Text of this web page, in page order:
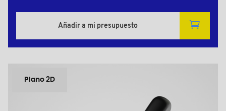
Añadir a mi presupuesto
Plano 2D